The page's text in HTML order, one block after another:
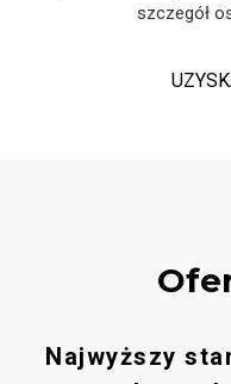
szczegół
Najwyższy